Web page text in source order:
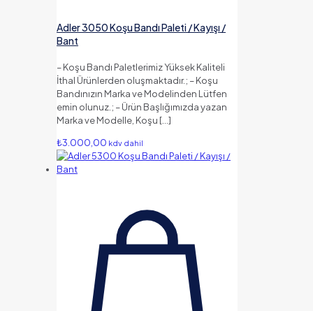
Adler 3050 Koşu Bandı Paleti / Kayışı /
Bant
– Koşu Bandı Paletlerimiz Yüksek Kaliteli
İthal Ürünlerden oluşmaktadır.; – Koşu
Bandınızın Marka ve Modelinden Lütfen
emin olunuz.; – Ürün Başlığımızda yazan
Marka ve Modelle, Koşu […]
₺3.000,00 kdv dahil